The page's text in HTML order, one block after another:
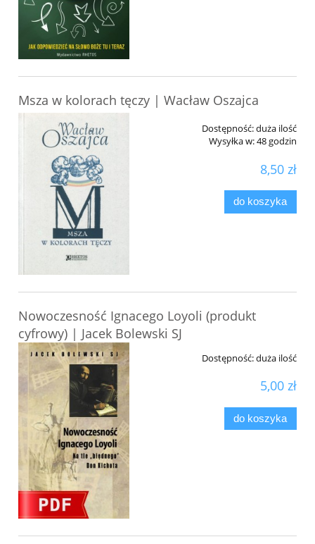
Msza w kolorach tęczy | Wacław Oszajca
Dostępność:duża ilość
Wysyłka w:48 godzin
8,50 zł
do koszyka
Nowoczesność Ignacego Loyoli (produkt
cyfrowy) | Jacek Bolewski SJ
Dostępność:duża ilość
5,00 zł
do koszyka